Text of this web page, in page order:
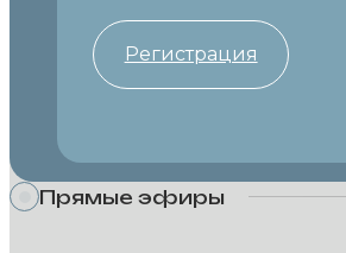
Регистрация
Прямые эфиры